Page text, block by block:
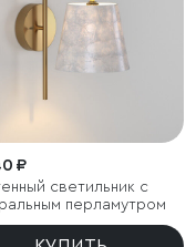
₽
светильник с
перламутром